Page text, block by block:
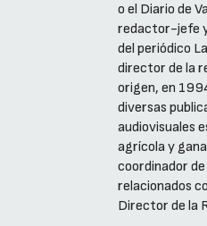
o el Diario de
redactor-jefe
del periódico
director de la
origen, en
diversas
audiovisuales
agrícola y
coordinador
relacionados
Director de la